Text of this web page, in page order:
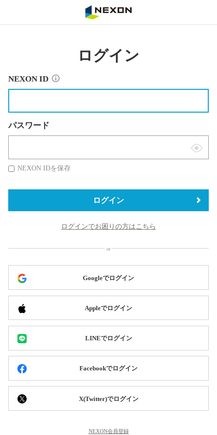
ログイン
NEXON ID
パスワード
表
替
NEXON IDを保存
ログイン
ログインでお困りの方はこちら
Googleでログイン
Appleでログイン
LINEでログイン
Facebookでログイン
X(Twitter)でログイン
NEXON会員登録